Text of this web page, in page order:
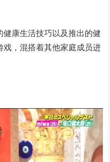
康生活技巧以及推出的健
，混搭着其他家庭成员进